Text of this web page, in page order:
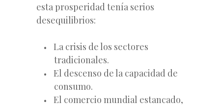
esta prosperidad tenía serios
desequilibrios:
La crisis de los sectores
tradicionales.
El descenso de la capacidad de
consumo.
El comercio mundial estancado,